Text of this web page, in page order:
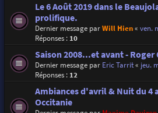
Le 6 Août 2019 dans le
prolifique.
Dernier message parWill Hien« ven.
Réponses : 10
Saison 2008...et avant - Roger
Dernier message par Eric Tarrit« jeu.
Réponses : 12
Ambiances d'avril & Nuit du 4
Occitanie